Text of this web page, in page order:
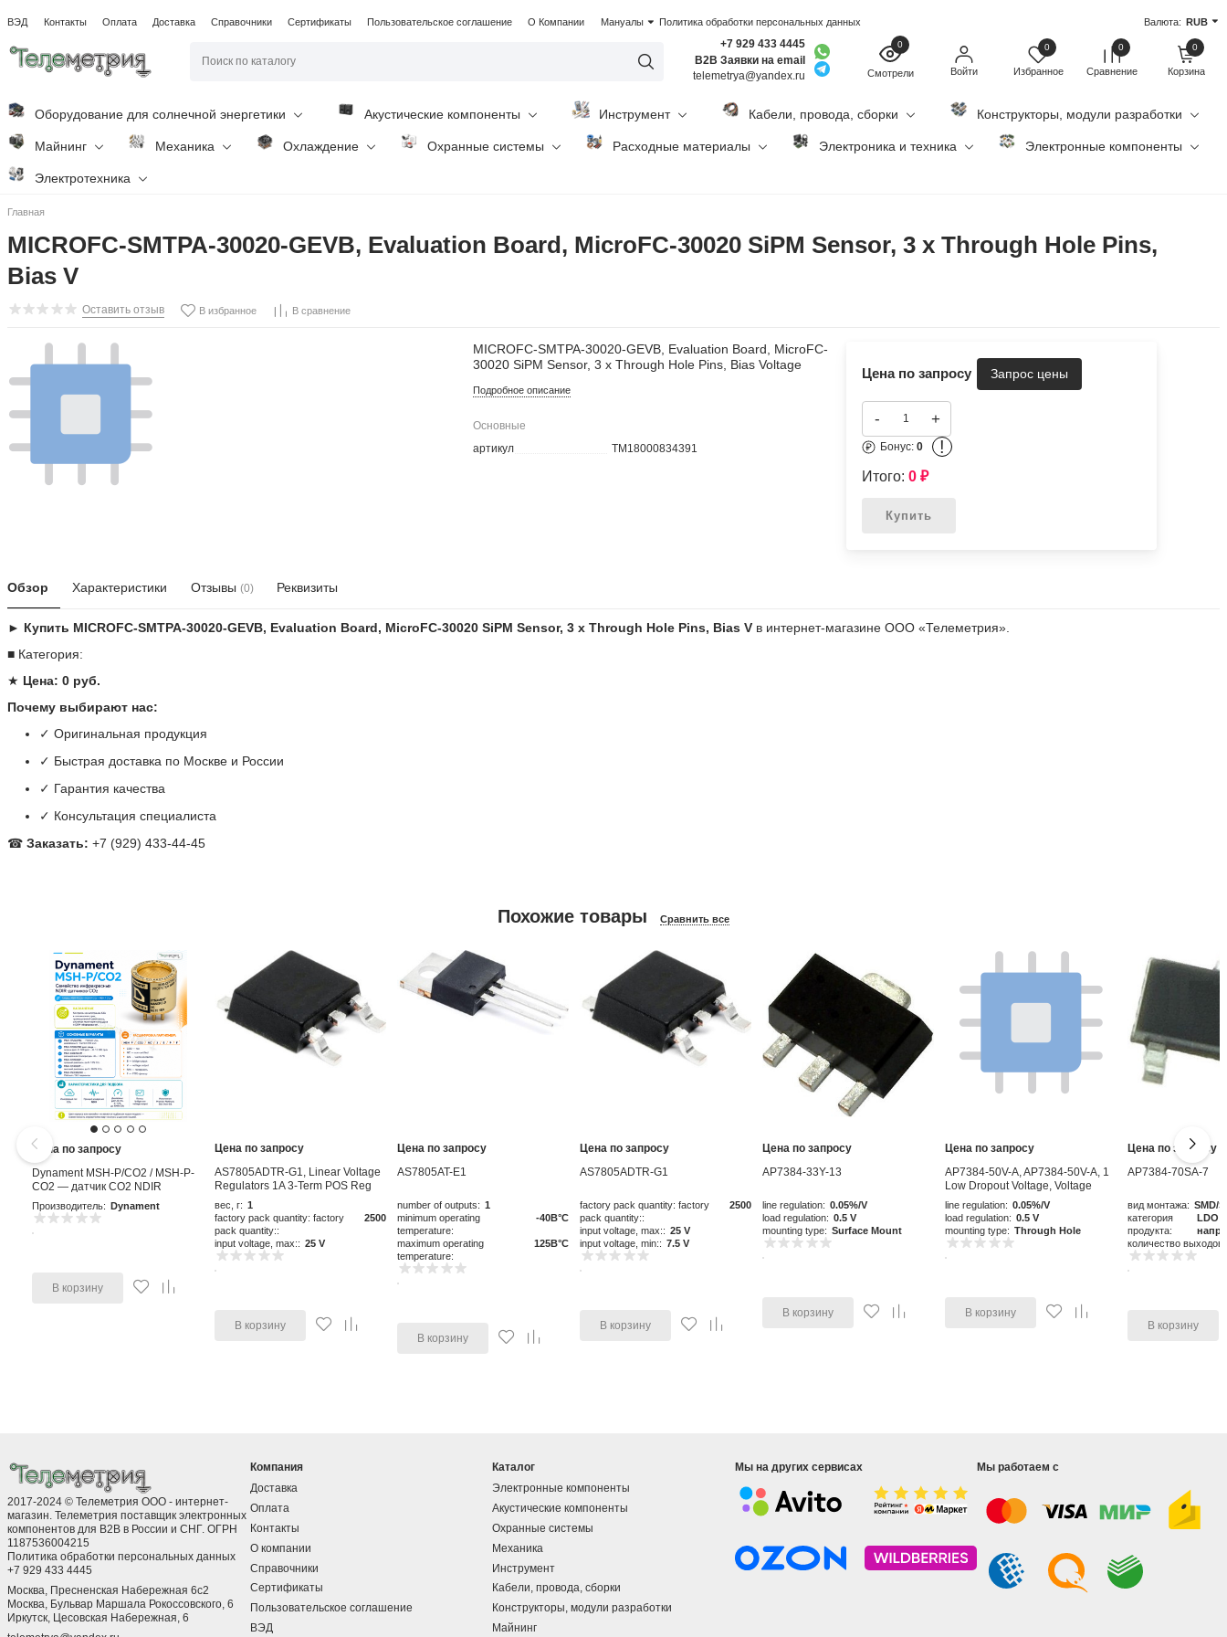
ВЭД Контакты Оплата Доставка Справочники Сертификаты Пользовательское соглашение О Компании Мануалы Политика обработки персональных данных Валюта: RUB
+7 929 433 4445
B2B Заявки на email
telemetrya@yandex.ru
0
Смотрели Войти
0
Избранное
0
Сравнение
0
Корзина
Оборудование для солнечной энергетики Акустические компоненты Инструмент Кабели, провода, сборки Конструкторы, модули разработки
Майнинг Механика Охлаждение Охранные системы Расходные материалы Электроника и техника Электронные компоненты
Электротехника
Главная
MICROFC-SMTPA-30020-GEVB, Evaluation Board, MicroFC-30020 SiPM Sensor, 3 x Through Hole Pins,
Bias V
Оставить отзыв В избранное В сравнение
MICROFC-SMTPA-30020-GEVB, Evaluation Board, MicroFC-
30020 SiPM Sensor, 3 x Through Hole Pins, Bias Voltage
Подробное описание
Основные
артикул
TM18000834391
Цена по запросу
- +
Бонус: 0 !
Итого: 0 ₽
Купить
Обзор Характеристики Отзывы (0) Реквизиты
► Купить MICROFC-SMTPA-30020-GEVB, Evaluation Board, MicroFC-30020 SiPM Sensor, 3 x Through Hole Pins, Bias V в интернет-магазине ООО «Телеметрия».
■ Категория:
★ Цена: 0 руб.
Почему выбирают нас:
✓ Оригинальная продукция
✓ Быстрая доставка по Москве и России
✓ Гарантия качества
✓ Консультация специалиста
☎Заказать: +7 (929) 433-44-45
Похожие товары Сравнить все
Цена по запросу
Dynament MSH-P/CO2 / MSH-P-
CO2 — датчик CO2 NDIR
Производитель: Dynament
В корзину
Цена по запросу
AS7805ADTR-G1, Linear Voltage
Regulators 1A 3-Term POS Reg
Output 1A
вес, г: 1
factory pack quantity: factory
pack quantity::
2500
input voltage, max:: 25 V
В корзину
Цена по запросу
AS7805AT-E1
number of outputs: 1
minimum operating
temperature:
-40В°C
maximum operating
temperature:
125В°C
В корзину
Цена по запросу
AS7805ADTR-G1
factory pack quantity: factory
pack quantity::
2500
input voltage, max:: 25 V
input voltage, min:: 7.5 V
В корзину
Цена по запросу
AP7384-33Y-13
line regulation: 0.05%/V
load regulation: 0.5 V
mounting type: Surface Mount
В корзину
Цена по запросу
AP7384-50V-A, AP7384-50V-A, 1
Low Dropout Voltage, Voltage
Regulator 50mA, 5 V 3-Pin, TO-92
line regulation: 0.05%/V
load regulation: 0.5 V
mounting type: Through Hole
В корзину
Цена по запросу
AP7384-70SA-7
вид монтажа: SMD/
категория
продукта:
LDO
количество выходов:
В корзину
2017-2024 © Телеметрия ООО - интернет-
магазин. Телеметрия поставщик электронных
компонентов для B2B в России и СНГ. ОГРН
1187536004215
Политика обработки персональных данных
+7 929 433 4445
Москва, Пресненская Набережная 6с2
Москва, ​Бульвар Маршала Рокоссовского, 6
Иркутск, ​Цесовская Набережная, 6
Компания
Доставка
Оплата
Контакты
О компании
Справочники
Сертификаты
Пользовательское соглашение
ВЭД
Каталог
Электронные компоненты
Акустические компоненты
Охранные системы
Механика
Инструмент
Кабели, провода, сборки
Конструкторы, модули разработки
Майнинг
Мы на других сервисах Мы работаем с